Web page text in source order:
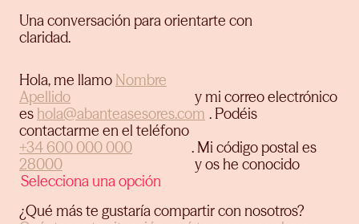
Una conversación para orientarte con
claridad.
Hola, me llamo
y mi correo electrónico
es
. Podéis
contactarme en el teléfono
. Mi código postal es
y os he conocido
¿Qué más te gustaría compartir con nosotros?